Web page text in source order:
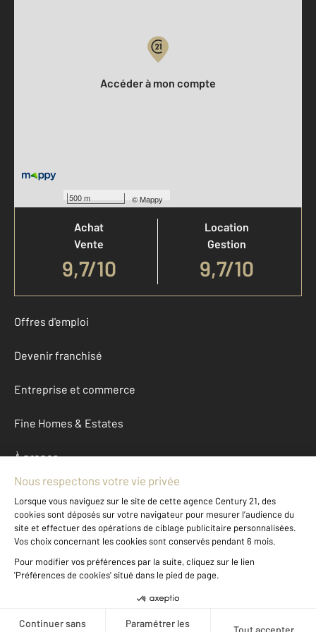
500 m ©Mappy
Accéder à mon compte
Votre agence est notée
Achat
Vente
9,7/10
Location
Gestion
9,7/10
Offres d'emploi
Devenir franchisé
Entreprise et commerce
Fine Homes & Estates
À propos
International
Nous contacter
Données personnelles
Gestionnaire des cookies